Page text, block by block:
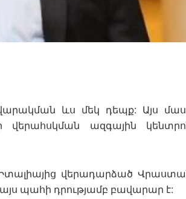
ևս մեկ դեպք: Այս
վերահսկման ազգային
վերադարձած
պահի դրությամբ բավարար է: